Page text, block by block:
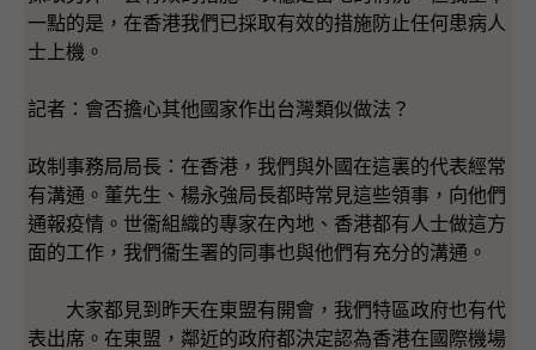
一點的是，在香港我們已採取有效的措施防止任何患病人
士上機。
記者：會否擔心其他國家作出台灣類似做法？
政制事務局局長：在香港，我們與外國在這裏的代表經常
有溝通。董先生、楊永強局長都時常見這些領事，向他們
通報疫情。世衞組織的專家在內地、香港都有人士做這方
面的工作，我們衞生署的同事也與他們有充分的溝通。
大家都見到昨天在東盟有開會，我們特區政府也有代
表出席。在東盟，鄰近的政府都決定認為香港在國際機場